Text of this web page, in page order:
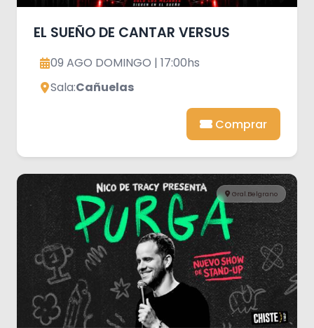
EL SUEÑO DE CANTAR VERSUS
09 AGO DOMINGO | 17:00hs
Sala:Cañuelas
Comprar
Gral.Belgrano